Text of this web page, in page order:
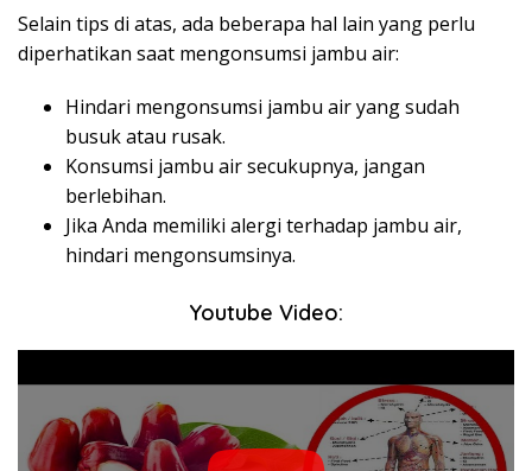
Selain tips di atas, ada beberapa hal lain yang perlu
diperhatikan saat mengonsumsi jambu air:
Hindari mengonsumsi jambu air yang sudah
busuk atau rusak.
Konsumsi jambu air secukupnya, jangan
berlebihan.
Jika Anda memiliki alergi terhadap jambu air,
hindari mengonsumsinya.
Youtube Video: